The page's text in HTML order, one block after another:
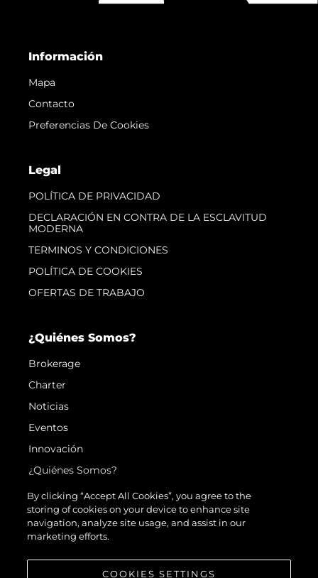
Información
Mapa
Contacto
Preferencias De Cookies
Legal
POLÍTICA DE PRIVACIDAD
DECLARACIÓN EN CONTRA DE LA ESCLAVITUD
MODERNA
TERMINOS Y CONDICIONES
POLÍTICA DE COOKIES
OFERTAS DE TRABAJO
¿Quiénes Somos?
Brokerage
Charter
Noticias
Eventos
Innovación
¿Quiénes Somos?
El Equipo
Estilo De Vida
Historia
By clicking “Accept All Cookies”, you agree to the
storing of cookies on your device to enhance site
navigation, analyze site usage, and assist in our
marketing efforts.
COOKIES SETTINGS